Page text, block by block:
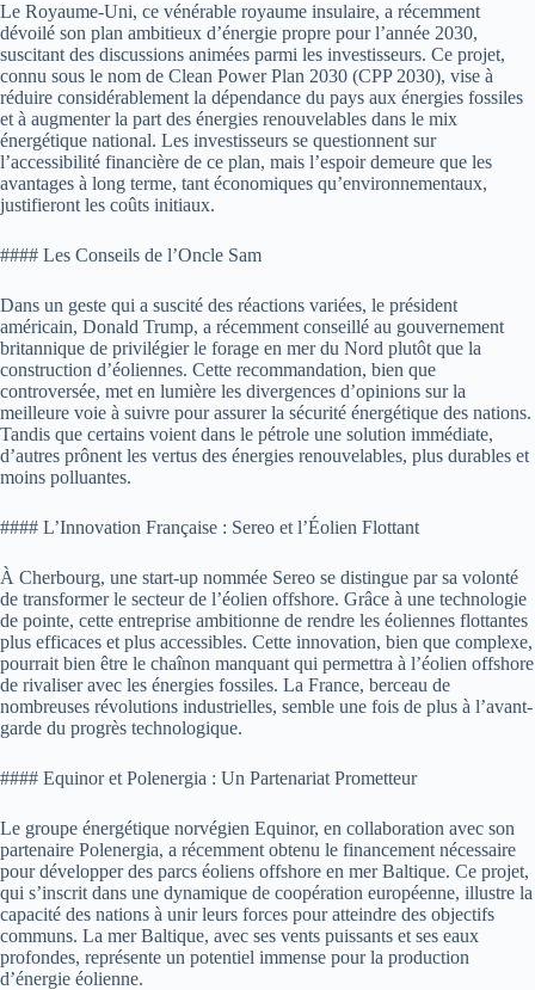
Le Royaume-Uni, ce vénérable royaume insulaire, a récemment
dévoilé son plan ambitieux d’énergie propre pour l’année 2030,
suscitant des discussions animées parmi les investisseurs. Ce projet,
connu sous le nom de Clean Power Plan 2030 (CPP 2030), vise à
réduire considérablement la dépendance du pays aux énergies fossiles
et à augmenter la part des énergies renouvelables dans le mix
énergétique national. Les investisseurs se questionnent sur
l’accessibilité financière de ce plan, mais l’espoir demeure que les
avantages à long terme, tant économiques qu’environnementaux,
justifieront les coûts initiaux.
#### Les Conseils de l’Oncle Sam
Dans un geste qui a suscité des réactions variées, le président
américain, Donald Trump, a récemment conseillé au gouvernement
britannique de privilégier le forage en mer du Nord plutôt que la
construction d’éoliennes. Cette recommandation, bien que
controversée, met en lumière les divergences d’opinions sur la
meilleure voie à suivre pour assurer la sécurité énergétique des nations.
Tandis que certains voient dans le pétrole une solution immédiate,
d’autres prônent les vertus des énergies renouvelables, plus durables et
moins polluantes.
#### L’Innovation Française : Sereo et l’Éolien Flottant
À Cherbourg, une start-up nommée Sereo se distingue par sa volonté
de transformer le secteur de l’éolien offshore. Grâce à une technologie
de pointe, cette entreprise ambitionne de rendre les éoliennes flottantes
plus efficaces et plus accessibles. Cette innovation, bien que complexe,
pourrait bien être le chaînon manquant qui permettra à l’éolien offshore
de rivaliser avec les énergies fossiles. La France, berceau de
nombreuses révolutions industrielles, semble une fois de plus à l’avant-
garde du progrès technologique.
#### Equinor et Polenergia : Un Partenariat Prometteur
Le groupe énergétique norvégien Equinor, en collaboration avec son
partenaire Polenergia, a récemment obtenu le financement nécessaire
pour développer des parcs éoliens offshore en mer Baltique. Ce projet,
qui s’inscrit dans une dynamique de coopération européenne, illustre la
capacité des nations à unir leurs forces pour atteindre des objectifs
communs. La mer Baltique, avec ses vents puissants et ses eaux
profondes, représente un potentiel immense pour la production
d’énergie éolienne.